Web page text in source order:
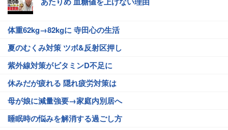
体重62kg→82kgに 寺田心の生活
夏のむくみ対策 ツボ&反射区押し
紫外線対策がビタミンD不足に
休みだが疲れる 隠れ疲労対策は
母が娘に減量強要→家庭内別居へ
睡眠時の悩みを解消する過ごし方